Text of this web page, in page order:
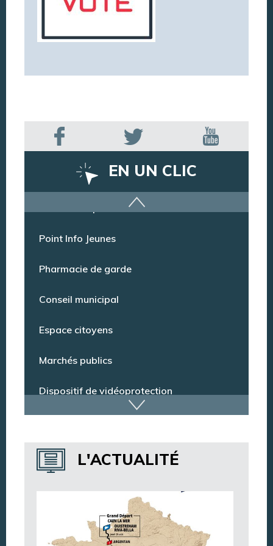
EN UN CLIC
Dispositif de vidéoprotection
Annuaire des services
Annuaire des associations
Argentan Aujourd’hui
L'ACTUALITÉ